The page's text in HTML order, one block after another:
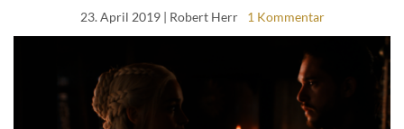
23. April 2019| Robert Herr 1 Kommentar